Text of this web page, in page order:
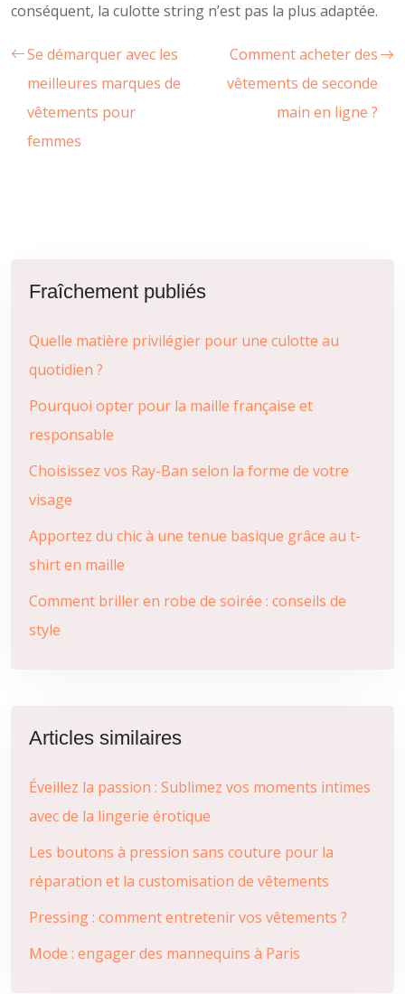
conséquent, la culotte string n’est pas la plus adaptée.
Se démarquer avec les
meilleures marques de
vêtements pour
femmes
Comment acheter des
vêtements de seconde
main en ligne ?
Fraîchement publiés
Quelle matière privilégier pour une culotte au
quotidien ?
Pourquoi opter pour la maille française et
responsable
Choisissez vos Ray-Ban selon la forme de votre
visage
Apportez du chic à une tenue basique grâce au t-
shirt en maille
Comment briller en robe de soirée : conseils de
style
Articles similaires
Éveillez la passion : Sublimez vos moments intimes
avec de la lingerie érotique
Les boutons à pression sans couture pour la
réparation et la customisation de vêtements
Pressing : comment entretenir vos vêtements ?
Mode : engager des mannequins à Paris